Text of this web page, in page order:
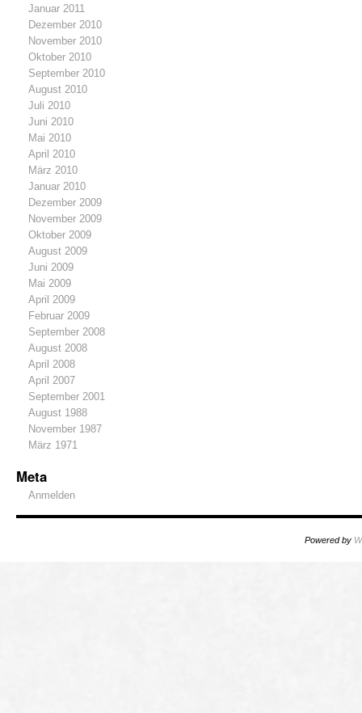
Januar 2011
Dezember 2010
November 2010
Oktober 2010
September 2010
August 2010
Juli 2010
Juni 2010
Mai 2010
April 2010
März 2010
Januar 2010
Dezember 2009
November 2009
Oktober 2009
August 2009
Juni 2009
Mai 2009
April 2009
Februar 2009
September 2008
August 2008
April 2008
April 2007
September 2001
August 1988
November 1987
März 1971
Meta
Anmelden
Powered by